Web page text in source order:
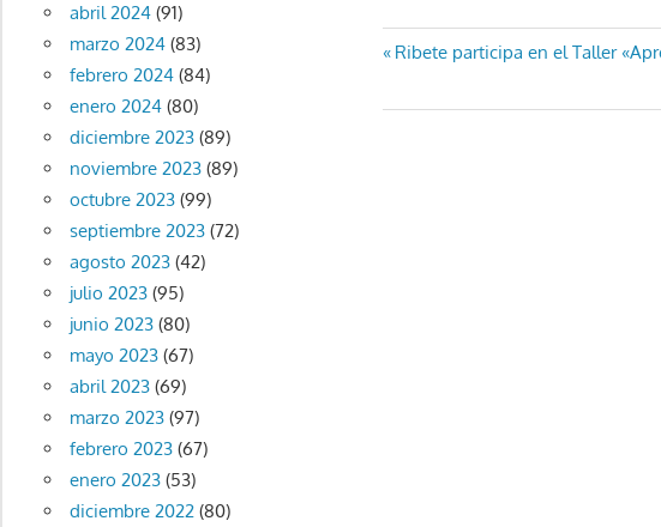
Navegación
de
Entrada
Ribete participa en el Taller
abril 2024(91)
marzo 2024(83)
febrero 2024(84)
enero 2024(80)
diciembre 2023(89)
noviembre 2023(89)
octubre 2023(99)
septiembre 2023(72)
agosto 2023(42)
julio 2023(95)
junio 2023(80)
mayo 2023(67)
abril 2023(69)
marzo 2023(97)
febrero 2023(67)
enero 2023(53)
diciembre 2022(80)